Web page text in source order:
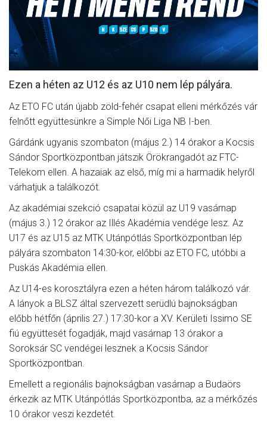
MÉRKŐZÉSEK
JELENTKEZÉS
KLUB
GALÉRIA
SZURKOLÓI ÉLMÉNYEK
SAJTÓ
Ezen a héten az U12 és az U10 nem lép pályára.
Az ETO FC után újabb zöld-fehér csapat elleni mérkőzés vár
felnőtt együttesünkre a Simple Női Liga NB I-ben.
Gárdánk ugyanis szombaton (május 2.) 14 órakor a Kocsis
Sándor Sportközpontban játszik Örökrangadót az FTC-
Telekom ellen. A hazaiak az első, míg mi a harmadik helyről
várhatjuk a találkozót.
Az akadémiai szekció csapatai közül az U19 vasárnap
(május 3.) 12 órakor az Illés Akadémia vendége lesz. Az
U17 és az U15 az MTK Utánpótlás Sportközpontban lép
pályára szombaton 14:30-kor, előbbi az ETO FC, utóbbi a
Puskás Akadémia ellen.
Az U14-es korosztályra ezen a héten három találkozó vár.
A lányok a BLSZ által szervezett serüdlú bajnokságban
előbb hétfőn (április 27.) 17:30-kor a XV. Kerületi Issimo SE
fiú együttesét fogadják, majd vasárnap 13 órakor a
Soroksár SC vendégei lesznek a Kocsis Sándor
Sportközpontban.
Emellett a regionális bajnokságban vasárnap a Budaörs
érkezik az MTK Utánpótlás Sportközpontba, az a mérkőzés
10 órakor veszi kezdetét.